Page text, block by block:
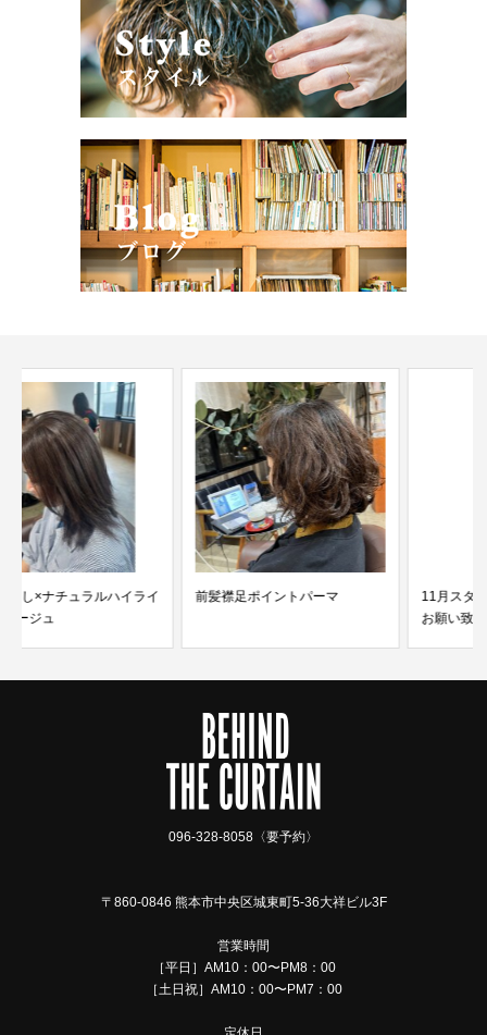
前髪襟足ポイントパーマ
11月スタート！今月もよろしく
096-328-8058〈要予約〉
〒860-0846 熊本市中央区城東町5-36大祥ビル3F
営業時間
［平日］AM10：00〜PM8：00
［土日祝］AM10：00〜PM7：00